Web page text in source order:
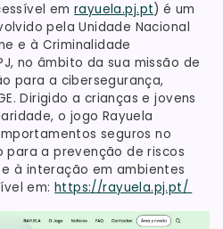
emrayuela.pj.pt) é um
pela Unidade Nacional
e à Criminalidade
no âmbito da sua missão de
para a cibersegurança,
Dirigido a crianças e jovens
o jogo Rayuela
seguros no
para a prevenção de riscos
à interação em ambientes
em:https://rayuela.pj.pt/